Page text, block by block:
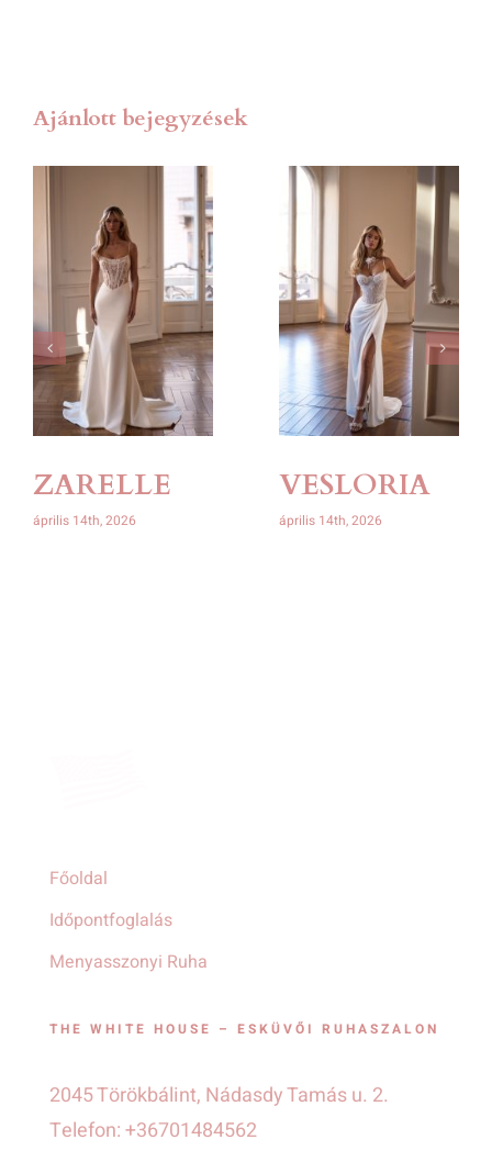
Ajánlott bejegyzések
ZARELLE
április 14th, 2026
VESLORIA
április 14th, 2026
Főoldal
Időpontfoglalás
Menyasszonyi Ruha
THE WHITE HOUSE – ESKÜVŐI RUHASZALON
2045 Törökbálint, Nádasdy Tamás u. 2.
Telefon: +36701484562